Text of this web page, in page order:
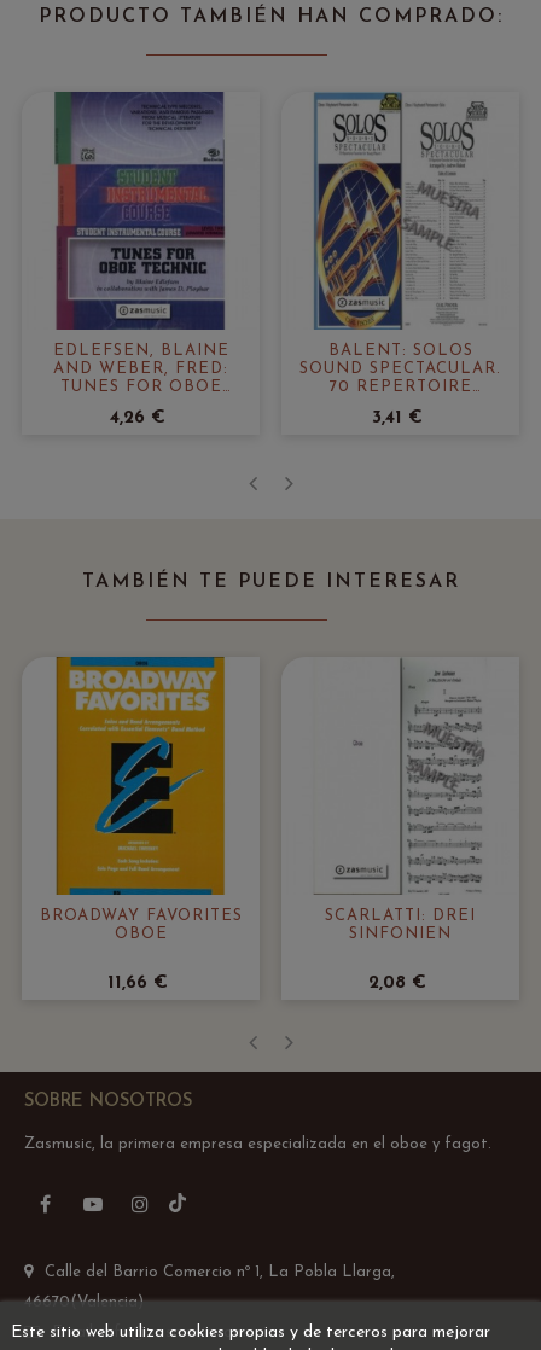
PRODUCTO TAMBIÉN HAN COMPRADO:
EDLEFSEN, BLAINE
AND WEBER, FRED:
TUNES FOR OBOE
- ELEMENTARY)
4,26 €
BALENT: SOLOS
SOUND SPECTACULAR.
70 REPERTOIRE
PLAYERS
3,41 €
TAMBIÉN TE PUEDE INTERESAR
BROADWAY FAVORITES
OBOE
11,66 €
SCARLATTI: DREI
SINFONIEN
2,08 €
SOBRE NOSOTROS
Zasmusic, la primera empresa especializada en el oboe y fagot.
FacebookYouTubeInstagram
Calle del Barrio Comercio nº 1, La Pobla Llarga,
46670(Valencia)
Email: info@zasmusic.com
Este sitio web utiliza cookies propias y de terceros para mejorar